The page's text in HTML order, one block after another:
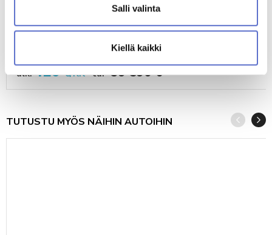
Salli valinta
Kiellä kaikki
Kia SPORTAGE
GASOLINE AUTOMATIC
alk.426€/KK tai 39 590 €
TUTUSTU MYÖS NÄIHIN AUTOIHIN